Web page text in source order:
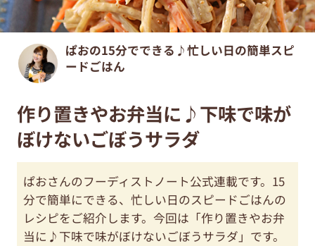
ぱおの15分でできる♪忙しい日の簡単スピ
ードごはん
作り置きやお弁当に♪下味で味が
ぼけないごぼうサラダ
ぱおさんのフーディストノート公式連載です。15
分で簡単にできる、忙しい日のスピードごはんの
レシピをご紹介します。今回は「作り置きやお弁
当に♪下味で味がぼけないごぼうサラダ」です。